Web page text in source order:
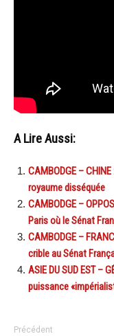
A Lire Aussi:
CAMBODGE –
royaume disséquée
CAMBODGE –
Paris où le Sénat
CAMBODGE –
crible au Sénat
ASIE DU SUD EST –
puissance
Précédent